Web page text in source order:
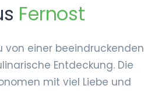
Fernost
einer beeindruckenden
Entdeckung. Die
mit viel Liebe und